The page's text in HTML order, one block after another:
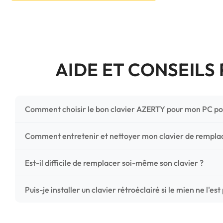
AIDE ET CONSEILS
Comment choisir le bon clavier AZERTY pour mon PC
Pour ne pas vous tromper, vérifiez trois points critiques
Comment entretenir et nettoyer mon clavier de
Un entretien régulier prolonge la vie de vos touches.
Est-il difficile de remplacer soi-même son clavier ?
C'est une réparation accessible et très économique !
Puis-je installer un clavier rétroéclairé si le mien ne l'est